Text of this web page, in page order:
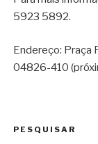
5923 5892.
Endereço: Praça
04826-410
PESQUISAR